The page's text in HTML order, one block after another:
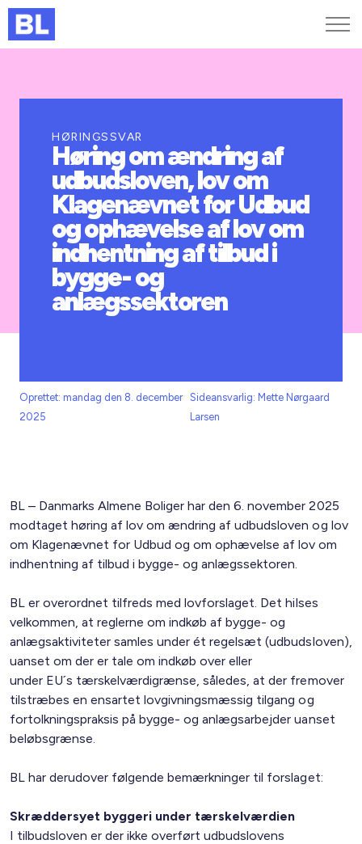
Kurser og arrangementer
Jobportalen
HØRINGSSVAR
Høring om ændring af
udbudsloven, lov om
Klagenævnet for Udbud
og ophævelse af lov om
indhentning af tilbud i
bygge- og
anlægssektoren
Oprettet: mandag den 8. december
2025
Sideansvarlig: Mette Nørgaard
Larsen
BL – Danmarks Almene Boliger har den 6. november 2025
modtaget høring af lov om ændring af udbudsloven og lov
om Klagenævnet for Udbud og om ophævelse af lov om
indhentning af tilbud i bygge- og anlægssektoren.
BL er overordnet tilfreds med lovforslaget. Det hilses
velkommen, at reglerne om indkøb af bygge- og
anlægsaktiviteter samles under ét regelsæt (udbudsloven),
uanset om der er tale om indkøb over eller
under EU´s tærskelværdigrænse, således, at der fremover
tilstræbes en ensartet lovgivningsmæssig tilgang og
fortolkningspraksis på bygge- og anlægsarbejder uanset
beløbsgrænse.
BL har derudover følgende bemærkninger til forslaget:
Skræddersyet byggeri under tærskelværdien
I tilbudsloven er der ikke overført udbudslovens